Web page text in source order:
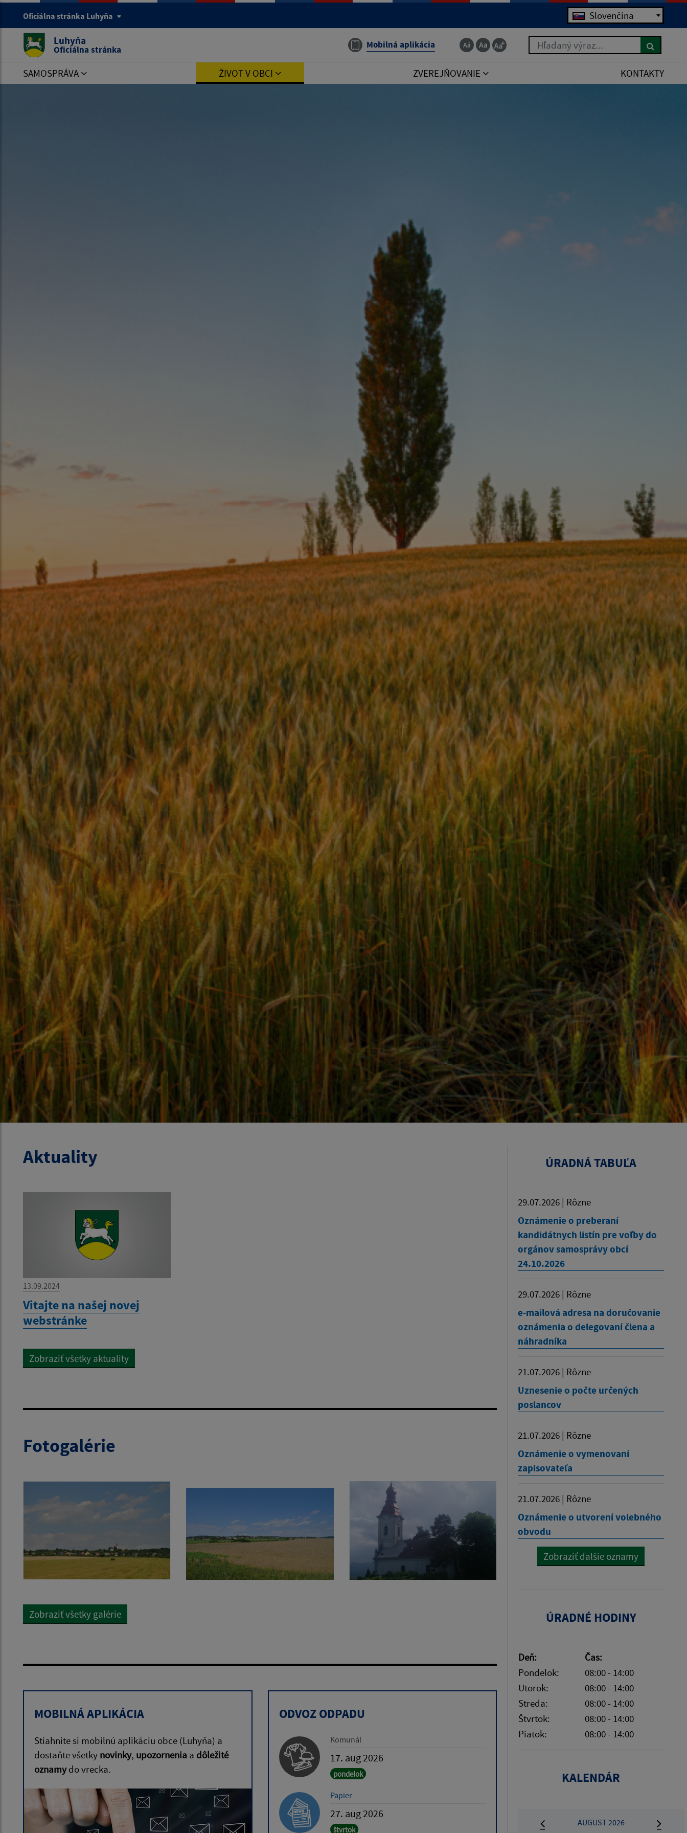
Oficiálna stránka Luhyňa Jazyk Slovenčina
Luhyňa
Oficiálna stránka Mobilná aplikácia Hľadaný výraz...
SAMOSPRÁVA ŽIVOT V OBCI ZVEREJŇOVANIE KONTAKTY
Aktuality
13.09.2024
Vitajte na našej novej
webstránke
Zobraziť všetky aktuality
Fotogalérie
Zobraziť všetky galérie
MOBILNÁ APLIKÁCIA
Stiahnite si mobilnú aplikáciu obce (Luhyňa) a
dostaňte všetky novinky, upozornenia a dôležité
oznamydo vrecka.
ODVOZ ODPADU
Komunál
17. aug 2026
pondelok
Papier
27. aug 2026
štvrtok
ÚRADNÁ TABUĽA
29.07.2026 | Rôzne
Oznámenie o preberaní
kandidátnych listín pre voľby do
orgánov samosprávy obcí
24.10.2026
29.07.2026 | Rôzne
e-mailová adresa na doručovanie
oznámenia o delegovaní člena a
náhradníka
21.07.2026 | Rôzne
Uznesenie o počte určených
poslancov
21.07.2026 | Rôzne
Oznámenie o vymenovaní
zapisovateľa
21.07.2026 | Rôzne
Oznámenie o utvorení volebného
obvodu
Zobraziť ďalšie oznamy
ÚRADNÉ HODINY
Deň:
Čas:
Pondelok:
08:00 - 14:00
Utorok:
08:00 - 14:00
Streda:
08:00 - 14:00
Štvrtok:
08:00 - 14:00
Piatok:
08:00 - 14:00
KALENDÁR
AUGUST 2026